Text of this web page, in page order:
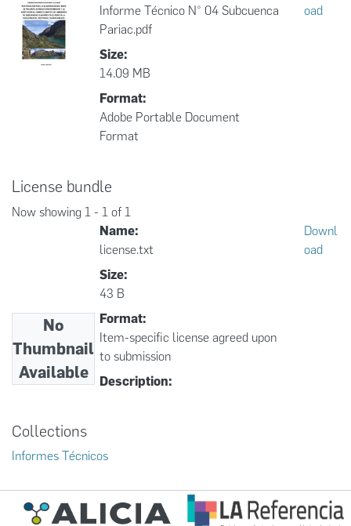
Informe Técnico N° 04 Subcuenca
Pariac.pdf
Size:
14.09 MB
Format:
Adobe Portable Document
Format
oad
License bundle
Now showing 1 - 1 of 1
No
Thumbnail
Available
Name:
license.txt
Size:
43 B
Format:
Item-specific license agreed upon
to submission
Description:
Downl
oad
Collections
Informes Técnicos